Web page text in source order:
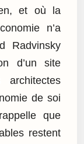
et où la
n’a
Radvinsky
d’un site
de soi
que
restent